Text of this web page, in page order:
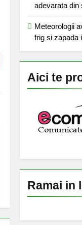
adevarata din
Meteorologii
frig si zapada
Aici te
Ramai in